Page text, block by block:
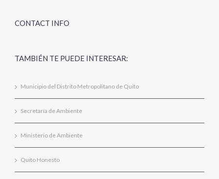
CONTACT INFO
TAMBIÉN TE PUEDE INTERESAR:
Municipio del Distrito Metropolitano de Quito
Secretaría de Ambiente
Ministerio de Ambiente
Quito Honesto